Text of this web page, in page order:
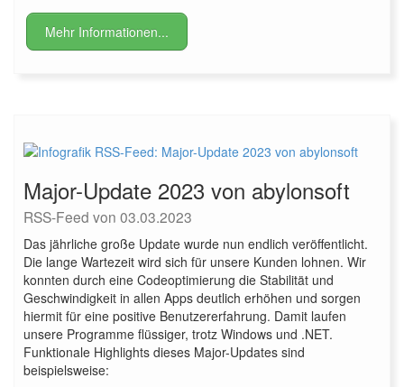
Mehr Informationen...
Major-Update 2023 von abylonsoft
RSS-Feed von 03.03.2023
Das jährliche große Update wurde nun endlich veröffentlicht.
Die lange Wartezeit wird sich für unsere Kunden lohnen. Wir
konnten durch eine Codeoptimierung die Stabilität und
Geschwindigkeit in allen Apps deutlich erhöhen und sorgen
hiermit für eine positive Benutzererfahrung. Damit laufen
unsere Programme flüssiger, trotz Windows und .NET.
Funktionale Highlights dieses Major-Updates sind
beispielsweise: